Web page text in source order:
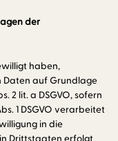
der
haben,
auf Grundlage
2 lit. a DSGVO, sofern
1 DSGVO verarbeitet
in die